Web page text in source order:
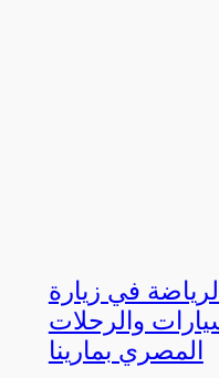
في زيارة
والرحلات
المصري بمارينا